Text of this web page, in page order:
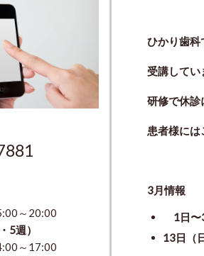
ひかり歯科
受講して
研修で休診
患者様に
3月情報
1日
13日（
～20:00
5週）
～17:00